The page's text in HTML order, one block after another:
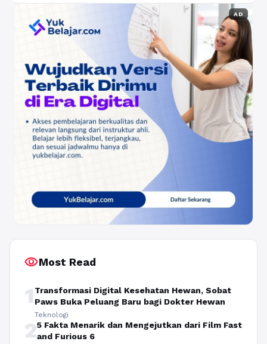
AD
visibilityMost Read
1 Transformasi Digital Kesehatan Hewan, Sobat
Paws Buka Peluang Baru bagi Dokter Hewan
Teknologi
25 Fakta Menarik dan Mengejutkan dari Film Fast
and Furious 6